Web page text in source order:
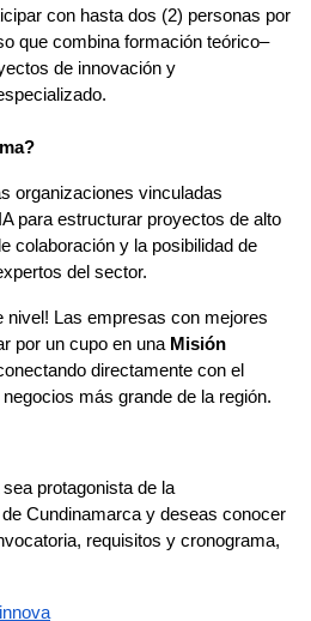
con hasta dos (2) personas por
que combina formación teórico–
de innovación y
organizaciones vinculadas
para estructurar proyectos de alto
colaboración y la posibilidad de
del sector.
nivel! Las empresas con mejores
por un cupo en una Misión
directamente con el
más grande de la región.
protagonista de la
Cundinamarca y deseas conocer
requisitos y cronograma,